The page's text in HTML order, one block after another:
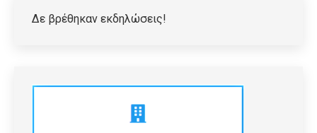
Δε βρέθηκαν εκδηλώσεις!